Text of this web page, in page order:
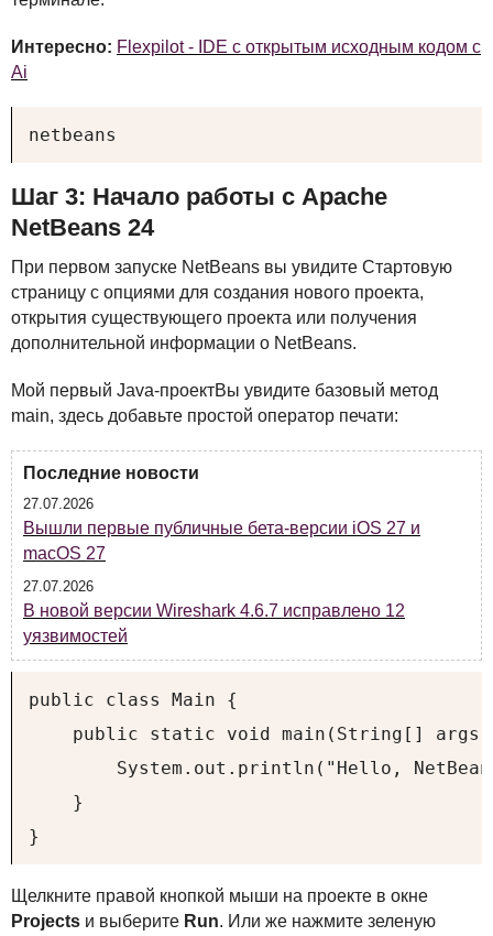
Интересно: Flexpilot - IDE с открытым исходным кодом c
Ai
netbeans
Шаг 3: Начало работы с Apache
NetBeans 24
При первом запуске NetBeans вы увидите Стартовую
страницу с опциями для создания нового проекта,
открытия существующего проекта или получения
дополнительной информации о NetBeans.
Мой первый Java-проектВы увидите базовый метод
main, здесь добавьте простой оператор печати:
Последние новости
27.07.2026
Вышли первые публичные бета-версии iOS 27 и
macOS 27
27.07.2026
В новой версии Wireshark 4.6.7 исправлено 12
уязвимостей
public class Main {
public static void main(String[]
System.out.println("Hello,
    }
}
Щелкните правой кнопкой мыши на проекте в окне
Projects и выберите Run. Или же нажмите зеленую